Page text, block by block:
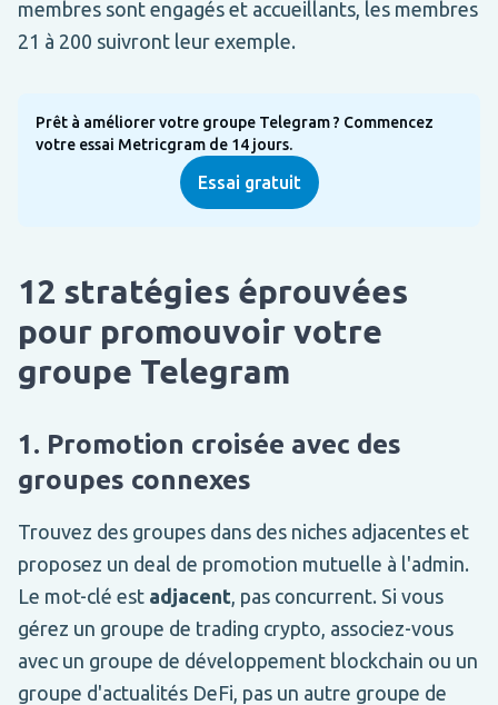
membres sont engagés et accueillants, les membres
21 à 200 suivront leur exemple.
Prêt à améliorer votre groupe Telegram ? Commencez
votre essai Metricgram de 14 jours.
Essai gratuit
12 stratégies éprouvées
pour promouvoir votre
groupe Telegram
1. Promotion croisée avec des
groupes connexes
Trouvez des groupes dans des niches adjacentes et
proposez un deal de promotion mutuelle à l'admin.
Le mot-clé est adjacent , pas concurrent. Si vous
gérez un groupe de trading crypto, associez-vous
avec un groupe de développement blockchain ou un
groupe d'actualités DeFi, pas un autre groupe de